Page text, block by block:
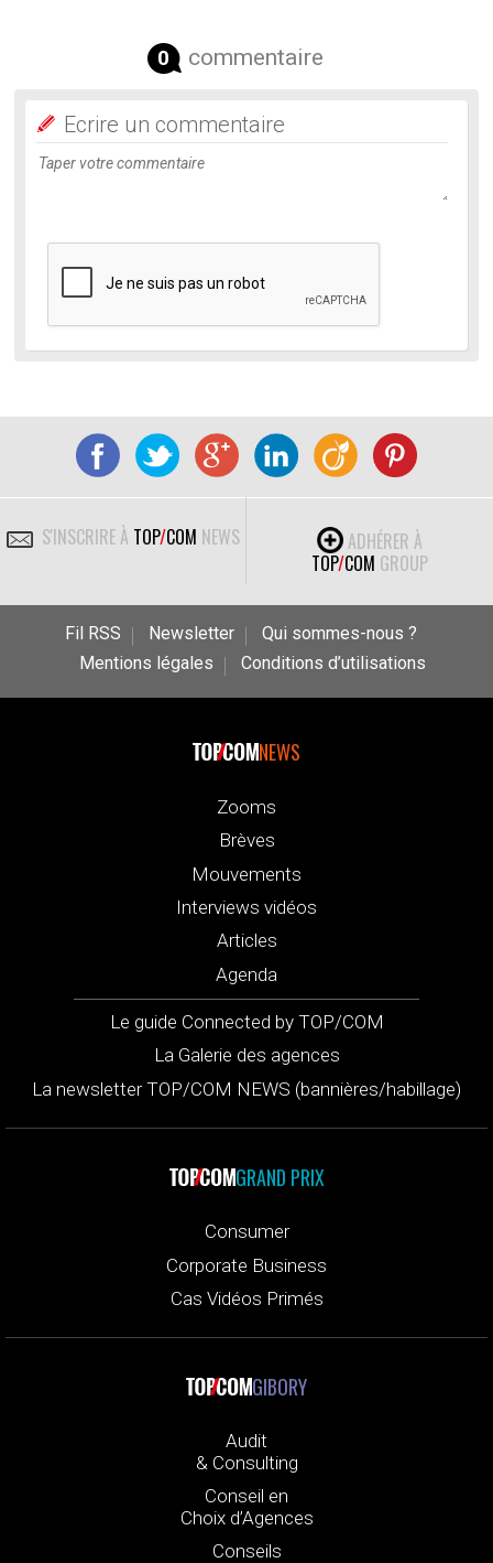
0 commentaire
Ecrire un commentaire
S'INSCRIRE À TOP/COM NEWS
ADHÉRER À
TOP/COM GROUP
Fil RSS Newsletter
Qui sommes-nous ?
Mentions légales
Conditions d’utilisations
NEWS
Zooms
Brèves
Mouvements
Interviews vidéos
Articles
Agenda
Le guide Connected by TOP/COM
La Galerie des agences
La newsletter TOP/COM NEWS (bannières/habillage)
GRAND PRIX
Consumer
Corporate Business
Cas Vidéos Primés
GIBORY
Audit
& Consulting
Conseil en
Choix d’Agences
Conseils